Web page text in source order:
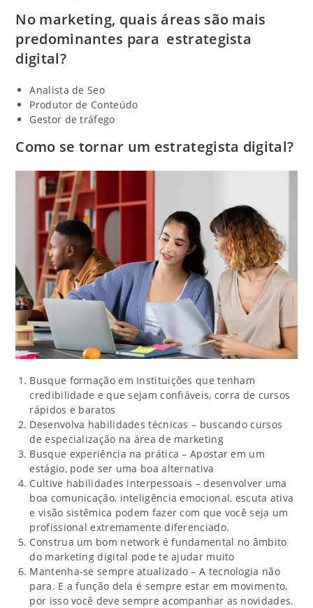
No marketing, quais áreas são mais
predominantes para estrategista
digital?
Analista de Seo
Produtor de Conteúdo
Gestor de tráfego
Como se tornar um estrategista digital?
Busque formação em Instituições que tenham
credibilidade e que sejam confiáveis, corra de cursos
rápidos e baratos
Desenvolva habilidades técnicas – buscando cursos
de especialização na área de marketing
Busque experiência na prática – Apostar em um
estágio, pode ser uma boa alternativa
Cultive habilidades interpessoais – desenvolver uma
boa comunicação, inteligência emocional, escuta ativa
e visão sistêmica podem fazer com que você seja um
profissional extremamente diferenciado.
Construa um bom network é fundamental no âmbito
do marketing digital pode te ajudar muito
Mantenha-se sempre atualizado – A tecnologia não
para. E a função dela é sempre estar em movimento,
por isso você deve sempre acompanhar as novidades.